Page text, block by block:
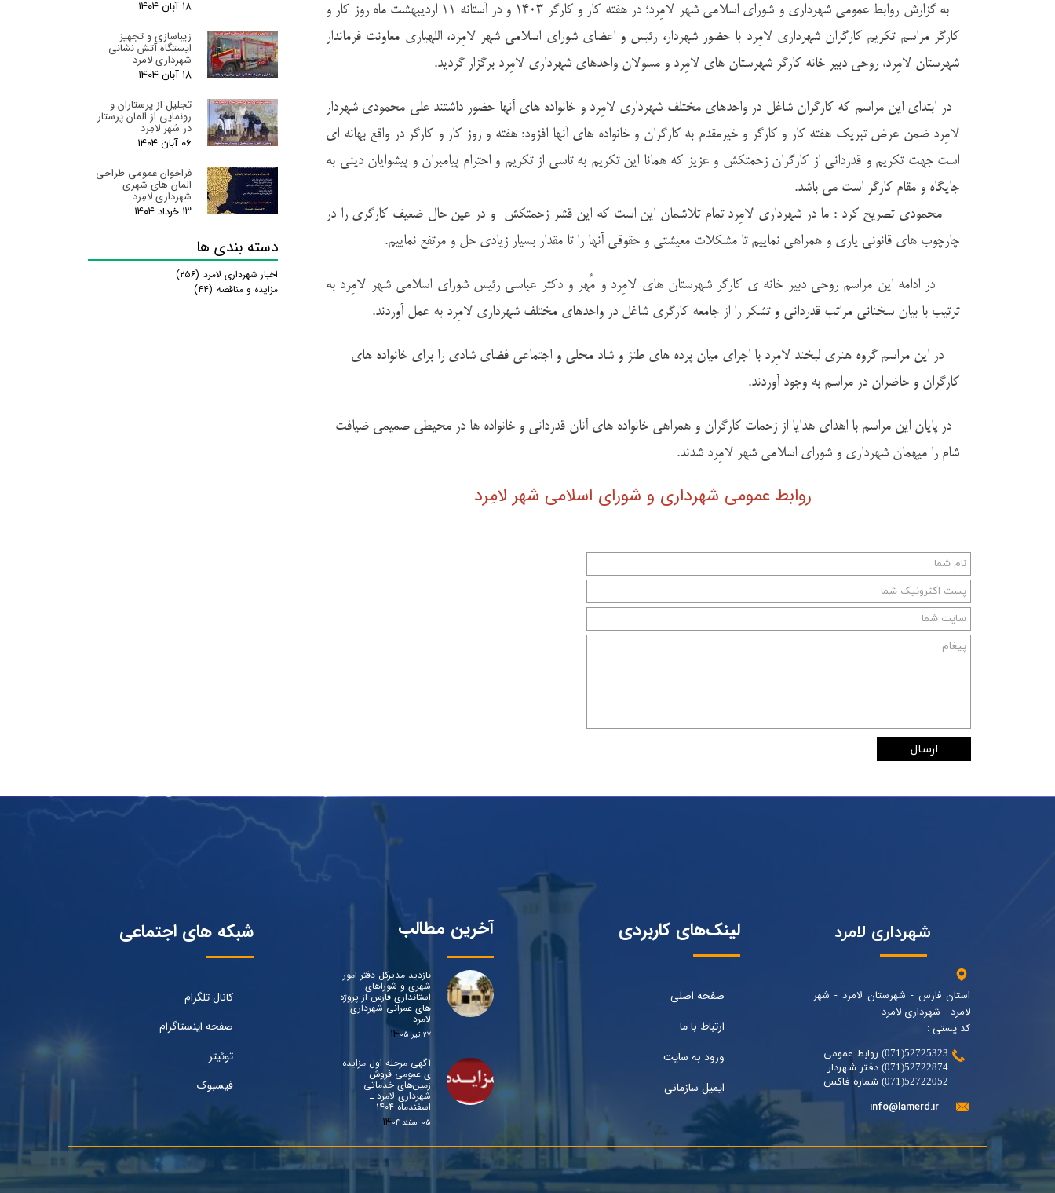
به گزارش روابط عمومی شهرداری و شورای اسلامی شهر لامِرد؛ در هفته کار و کارگر ۱۴۰۳ و در آستانه ۱۱ اردیبهشت ماه روز کار و
کارگر مراسم تکریم کارگران شهرداری لامِرد با حضور شهردار، رئیس و اعضای شورای اسلامی شهر لامِرد، اللهیاری معاونت فرماندار
شهرستان لامِرد، روحی دبیر خانه کارگر شهرستان های لامِرد و مسولان واحدهای شهرداری لامِرد برگزار گردید.
در ابتدای این مراسم که کارگران شاغل در واحدهای مختلف شهرداری لامِرد و خانواده های آنها حضور داشتند علی محمودی شهردار
لامِرد ضمن عرض تبریک هفته کار و کارگر و خیرمقدم به کارگران و خانواده های آنها افزود: هفته و روز کار و کارگر در واقع بهانه ای
است جهت تکریم و قدردانی از کارگران زحمتکش و عزیز که همانا این تکریم به تاسی از تکریم و احترام پیامبران و پیشوایان دینی به
جایگاه و مقام کارگر است می باشد.
محمودی تصریح کرد : ما در شهرداری لامِرد تمام تلاشمان این است که این قشر زحمتکش و در عین حال ضعیف کارگری را در
چارچوب های قانونی یاری و همراهی نماییم تا مشکلات معیشتی و حقوقی آنها را تا مقدار بسیار زیادی حل و مرتفع نماییم.
در ادامه این مراسم روحی دبیر خانه ی کارگر شهرستان های لامِرد و مُهر و دکتر عباسی رئیس شورای اسلامی شهر لامِرد به
ترتیب با بیان سخنانی مراتب قدردانی و تشکر را از جامعه کارگری شاغل در واحدهای مختلف شهرداری لامِرد به عمل آوردند.
در این مراسم گروه هنری لبخند لامِرد با اجرای میان پرده های طنز و شاد محلی و اجتماعی فضای شادی را برای خانواده های
کارگران و حاضران در مراسم به وجود آوردند.
در پایان این مراسم با اهدای هدایا از زحمات کارگران و همراهی خانواده های آنان قدردانی و خانواده ها در محیطی صمیمی ضیافت
شام را میهمان شهرداری و شورای اسلامی شهر لامِرد شدند.
روابط عمومی شهرداری و شورای اسلامی شهر لامِرد
ارسال
۱۸ آبان ۰۴
زیباسازی و تجهیز
ایستگاه آتش نشانی
شهرداری لامرد
۱۸ آبان ۰۴
تجلیل از پرستاران و
رونمایی از المان پرستار
در شهر لامِرد
۰۶ آبان ۰۴
فراخوان عمومی طراحی
المان های شهری
شهرداری لامِرد
۱۳ خرداد ۰۴
دسته بندی ها
اخبار شهرداری لامرد (۲۵۶)
مزایده و مناقصه (۴۴)
شهرداری لامرد
استان فارس - شهرستان لامرد - شهر
لامرد - شهرداری لامرد
کد پستی :
52725323(071) روابط عمومی
52722874(071) دفتر شهردار
52722052(071) شماره فاکس
info@lamerd.ir
لینک‌های کاربردی
صفحه اصلی
ارتباط با ما
ورود به سایت
ایمیل سازمانی
آخرین مطالب
بازدید مدیرکل دفتر امور
شهری و شوراهای
استانداری فارس از پروژه
های عمرانی شهرداری
لامرد
۲۷ تیر ۰۵
آگهی مرحله اول مزایده
ی عمومی فروش
زمین‌های خدماتی
شهرداری لامرد ـ
اسفندماه ۱۴۰۴
۰۵ اسفند ۰۴
شبکه های اجتماعی
کانال تلگرام
صفحه اینستاگرام
توئیتر
فیسبوک